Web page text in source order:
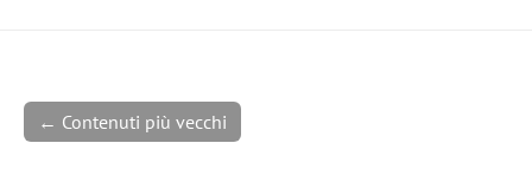
← Contenuti più vecchi